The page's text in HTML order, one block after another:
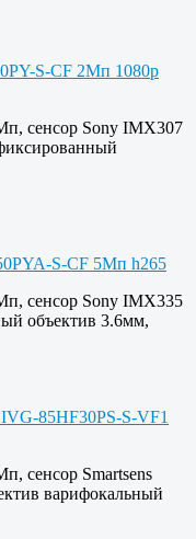
сенсор Sony IMX307
сенсор Sony IMX335
объектив 3.6мм,
сенсор Smartsens
варифокальный